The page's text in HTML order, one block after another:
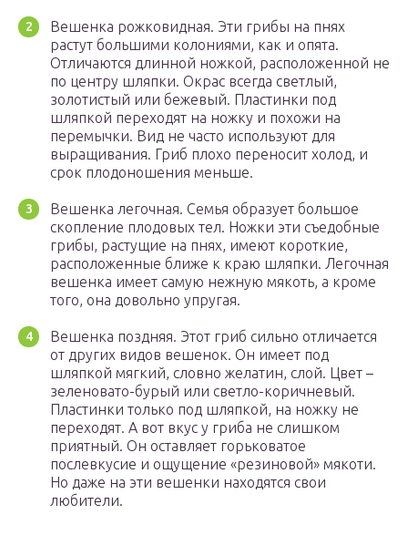
Вешенка рожковидная. Эти грибы на пнях
растут большими колониями, как и опята.
Отличаются длинной ножкой, расположенной не
по центру шляпки. Окрас всегда светлый,
золотистый или бежевый. Пластинки под
шляпкой переходят на ножку и похожи на
перемычки. Вид не часто используют для
выращивания. Гриб плохо переносит холод, и
срок плодоношения меньше.
Вешенка легочная. Семья образует большое
скопление плодовых тел. Ножки эти съедобные
грибы, растущие на пнях, имеют короткие,
расположенные ближе к краю шляпки. Легочная
вешенка имеет самую нежную мякоть, а кроме
того, она довольно упругая.
Вешенка поздняя. Этот гриб сильно отличается
от других видов вешенок. Он имеет под
шляпкой мягкий, словно желатин, слой. Цвет –
зеленовато-бурый или светло-коричневый.
Пластинки только под шляпкой, на ножку не
переходят. А вот вкус у гриба не слишком
приятный. Он оставляет горьковатое
послевкусие и ощущение «резиновой» мякоти.
Но даже на эти вешенки находятся свои
любители.